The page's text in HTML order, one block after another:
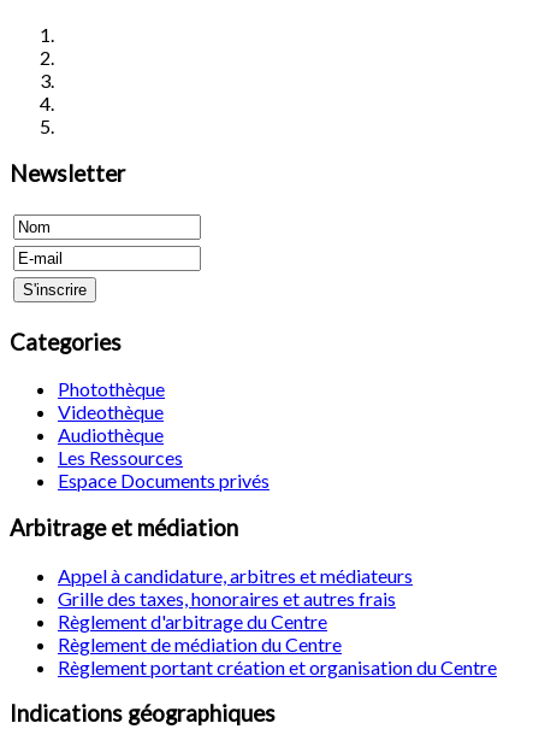
Newsletter
Categories
Photothèque
Videothèque
Audiothèque
Les Ressources
Espace Documents privés
Arbitrage et médiation
Appel à candidature, arbitres et médiateurs
Grille des taxes, honoraires et autres frais
Règlement d'arbitrage du Centre
Règlement de médiation du Centre
Règlement portant création et organisation du Centre
Indications géographiques